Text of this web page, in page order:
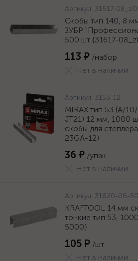
Артикул: 31617-
Скобы тип 140, 8
ЗУБР
500 шт {31617-
113 ₽ /набор
Нет в наличии
Артикул: 3153-12
MIRAX тип 53 (A/
JT21) 12 мм, 1000
скобы для
23GA-12)
36 ₽ /упак
Нет в наличии
Артикул: 31620-06-
KRAFTOOL 14 мм
тонкие тип 53,
5000}
105 ₽ /шт
Нет в наличии